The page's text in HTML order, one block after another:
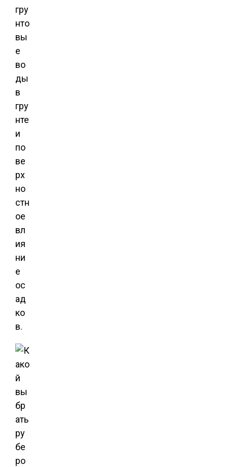
гру
нто
вы
е
во
ды
в
гру
нте
и
по
ве
рх
но
стн
ое
вл
ия
ни
е
ос
ад
ко
в.